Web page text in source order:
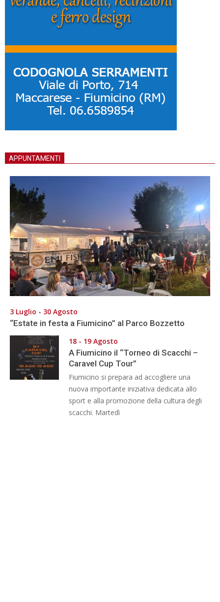
APPUNTAMENTI
3 Luglio - 30 Agosto
“Estate in festa a Fiumicino” al Parco Bozzetto
18 - 19 Agosto
A Fiumicino il “Torneo di Scacchi –
Caravel Cup Tour”
Fiumicino si prepara ad accogliere una
nuova importante iniziativa dedicata allo
sport e alla promozione della cultura degli
scacchi. Martedì